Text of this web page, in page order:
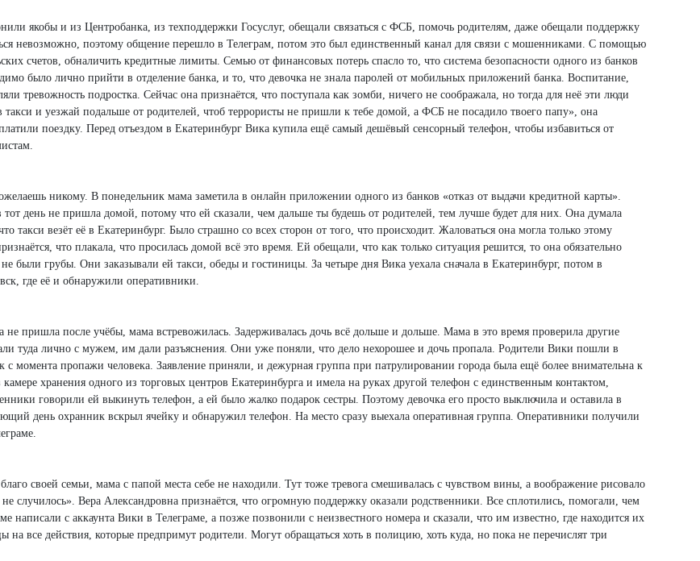
якобы и из Центробанка, из техподдержки Госуслуг, обещали связаться с ФСБ, помочь родителям, даже обещали поддержку
невозможно, поэтому общение перешло в Телеграм, потом это был единственный канал для связи с мошенниками. С помощью
счетов, обналичить кредитные лимиты. Семью от финансовых потерь спасло то, что система безопасности одного из банков
было лично прийти в отделение банка, и то, что девочка не знала паролей от мобильных приложений банка. Воспитание,
тревожность подростка. Сейчас она признаётся, что поступала как зомби, ничего не соображала, но тогда для неё эти люди
такси и уезжай подальше от родителей, чтоб террористы не пришли к тебе домой, а ФСБ не посадило твоего папу», она
поездку. Перед отъездом в Екатеринбург Вика купила ещё самый дешёвый сенсорный телефон, чтобы избавиться от
никому. В понедельник мама заметила в онлайн приложении одного из банков «отказ от выдачи кредитной карты».
день не пришла домой, потому что ей сказали, чем дальше ты будешь от родителей, тем лучше будет для них. Она думала
такси везёт её в Екатеринбург. Было страшно со всех сторон от того, что происходит. Жаловаться она могла только этому
что плакала, что просилась домой всё это время. Ей обещали, что как только ситуация решится, то она обязательно
грубы. Они заказывали ей такси, обеды и гостиницы. За четыре дня Вика уехала сначала в Екатеринбург, потом в
где её и обнаружили оперативники.
не пришла после учёбы, мама встревожилась. Задерживалась дочь всё дольше и дольше. Мама в это время проверила другие
туда лично с мужем, им дали разъяснения. Они уже поняли, что дело нехорошее и дочь пропала. Родители Вики пошли в
момента пропажи человека. Заявление приняли, и дежурная группа при патрулировании города была ещё более внимательна к
хранения одного из торговых центров Екатеринбурга и имела на руках другой телефон с единственным контактом,
говорили ей выкинуть телефон, а ей было жалко подарок сестры. Поэтому девочка его просто выключила и оставила в
день охранник вскрыл ячейку и обнаружил телефон. На место сразу выехала оперативная группа. Оперативники получили
своей семьи, мама с папой места себе не находили. Тут тоже тревога смешивалась с чувством вины, а воображение рисовало
случилось». Вера Александровна признаётся, что огромную поддержку оказали родственники. Все сплотились, помогали, чем
с аккаунта Вики в Телеграме, а позже позвонили с неизвестного номера и сказали, что им известно, где находится их
все действия, которые предпримут родители. Могут обращаться хоть в полицию, хоть куда, но пока не перечислят три